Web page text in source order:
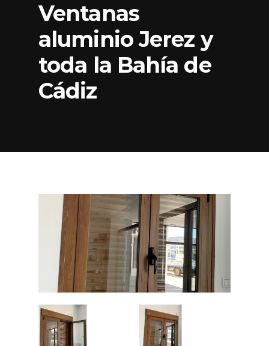
Ventanas
aluminio Jerez y
toda la Bahía de
Cádiz